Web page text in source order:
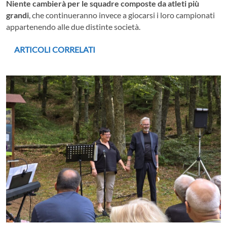
Niente cambierà per le squadre composte da atleti più
grandi, che continueranno invece a giocarsi i loro campionati
appartenendo alle due distinte società.
ARTICOLI CORRELATI